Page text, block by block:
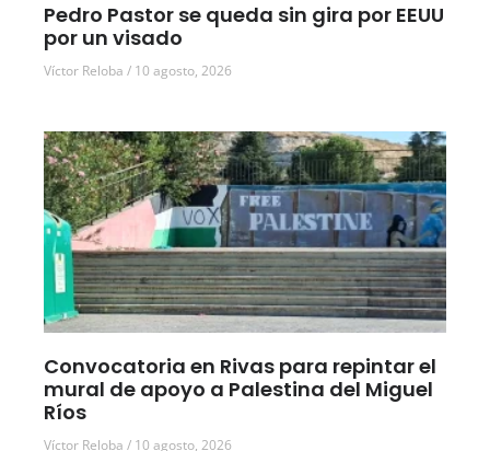
Pedro Pastor se queda sin gira por EEUU
por un visado
Víctor Reloba 10 agosto, 2026
Convocatoria en Rivas para repintar el
mural de apoyo a Palestina del Miguel
Ríos
Víctor Reloba 10 agosto, 2026